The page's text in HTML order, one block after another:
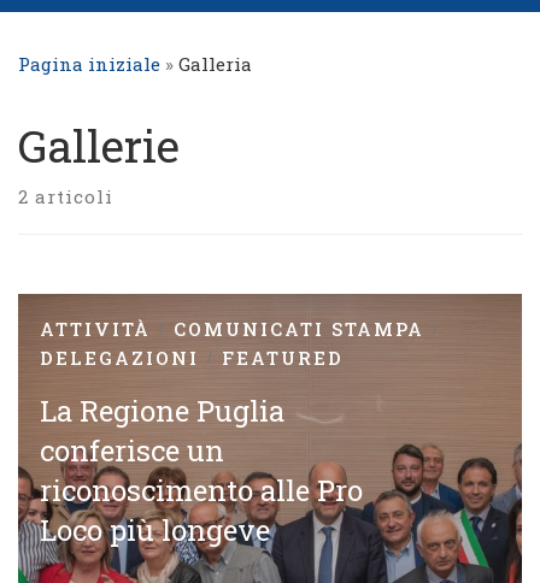
Pagina iniziale » Galleria
Gallerie
2 articoli
ATTIVITÀ
COMUNICATI STAMPA
DELEGAZIONI
FEATURED
La Regione Puglia
conferisce un
riconoscimento alle Pro
Loco più longeve